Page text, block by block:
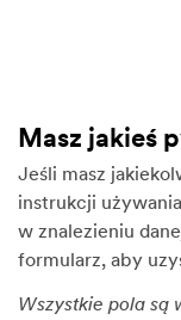
Masz jakieś
Jeśli masz
instrukcji
w znalezieniu
formularz, aby
Wszystkie pola są